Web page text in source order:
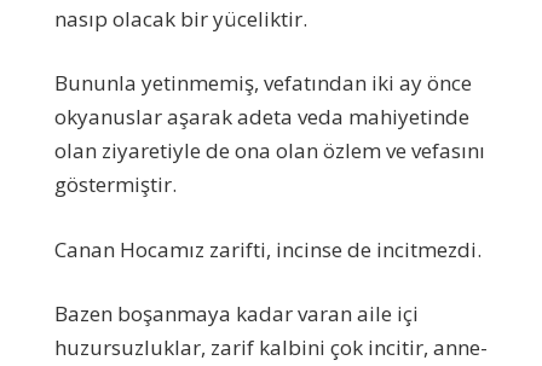
nasıp olacak bir yüceliktir.
Bununla yetinmemiş, vefatından iki ay önce
okyanuslar aşarak adeta veda mahiyetinde
olan ziyaretiyle de ona olan özlem ve vefasını
göstermiştir.
Canan Hocamız zarifti, incinse de incitmezdi.
Bazen boşanmaya kadar varan aile içi
huzursuzluklar, zarif kalbini çok incitir, anne-